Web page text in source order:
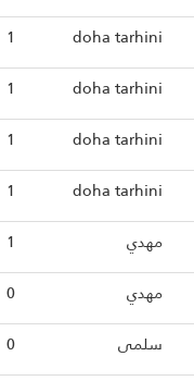
doha tarhini
1
doha tarhini
1
doha tarhini
1
doha tarhini
1
مهدي 1
مهدي 0
سلمى 0